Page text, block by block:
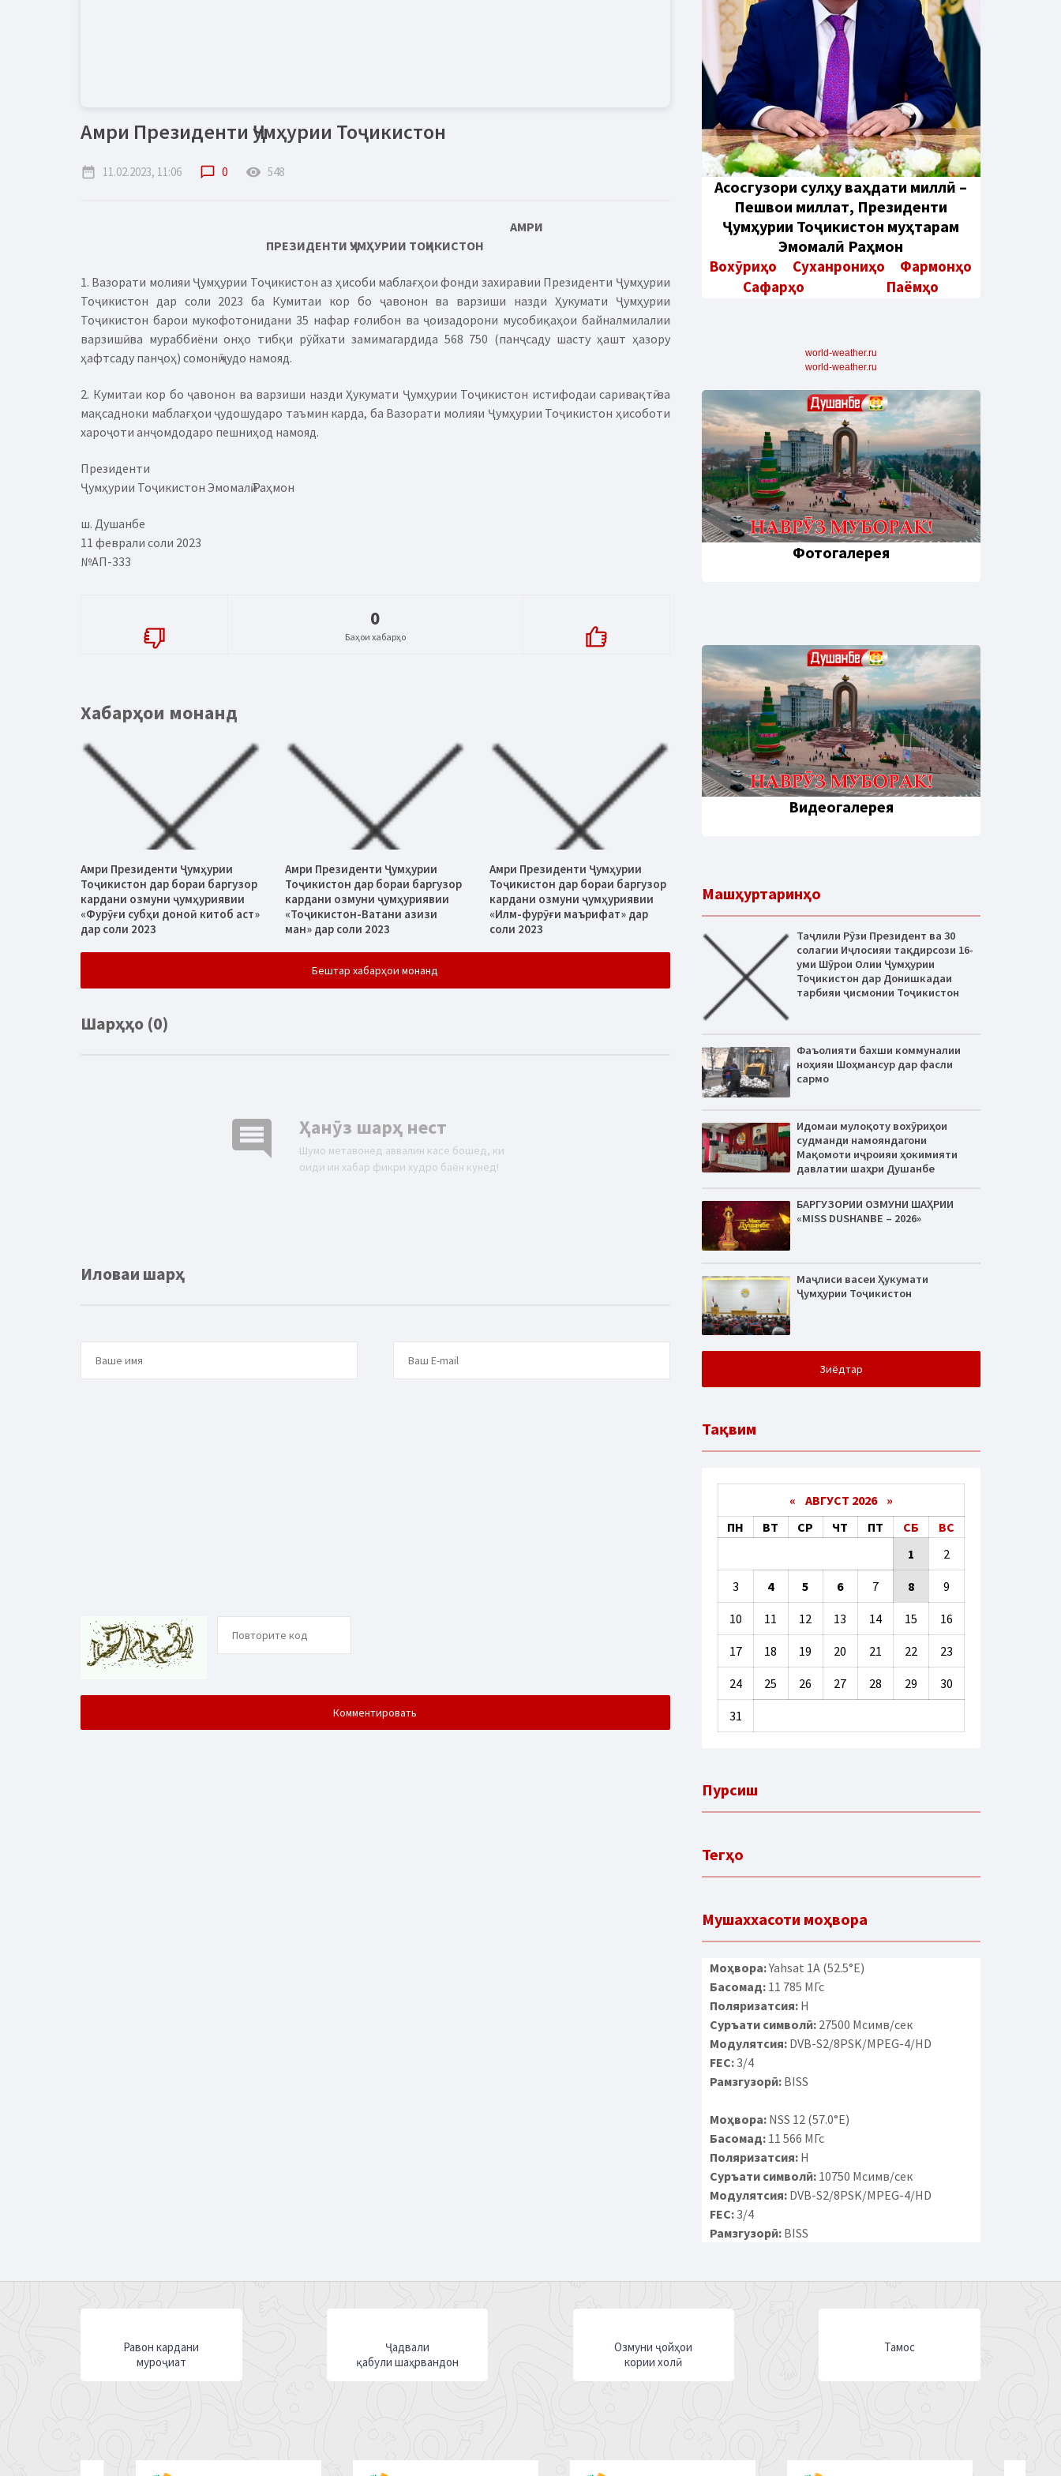
Амри Президенти Ҷумҳурии Тоҷикистон
date_range 11.02.2023, 11:06 chat_bubble_outline 0 remove_red_eye 548
АМРИ
ПРЕЗИДЕНТИ ҶУМҲУРИИ ТОҶИКИСТОН
1. Вазорати молияи Ҷумҳурии Тоҷикистон аз ҳисоби маблағҳои фонди захиравии Президенти Ҷумҳурии
Тоҷикистон дар соли 2023 ба Кумитаи кор бо ҷавонон ва варзиши назди Ҳукумати Ҷумҳурии
Тоҷикистон барои мукофотонидани 35 нафар ғолибон ва ҷоизадорони мусобиқаҳои байналмилалии
варзишӣ ва мураббиёни онҳо тибқи рӯйхати замимагардида 568 750 (панҷсаду шасту ҳашт ҳазору
ҳафтсаду панҷоҳ) сомонӣ ҷудо намояд.
2. Кумитаи кор бо ҷавонон ва варзиши назди Ҳукумати Ҷумҳурии Тоҷикистон истифодаи саривақтӣ ва
мақсадноки маблағҳои ҷудошударо таъмин карда, ба Вазорати молияи Ҷумҳурии Тоҷикистон ҳисоботи
хароҷоти анҷомдодаро пешниҳод намояд.
Президенти
Ҷумҳурии Тоҷикистон Эмомалӣ Раҳмон
ш. Душанбе
11 феврали соли 2023
№АП-333
0
Баҳои хабарҳо
Хабарҳои монанд
Амри Президенти Ҷумҳурии
Тоҷикистон дар бораи баргузор
кардани озмуни ҷумҳуриявии
«Фурӯғи субҳи доноӣ китоб аст»
дар соли 2023
Амри Президенти Ҷумҳурии
Тоҷикистон дар бораи баргузор
кардани озмуни ҷумҳуриявии
«Тоҷикистон-Ватани азизи
ман» дар соли 2023
Амри Президенти Ҷумҳурии
Тоҷикистон дар бораи баргузор
кардани озмуни ҷумҳуриявии
«Илм-фурӯғи маърифат» дар
соли 2023
Бештар хабарҳои монанд
Шарҳҳо (0)
comment Ҳанӯз шарҳ нест
Шумо метавонед аввалин касе бошед, ки
оиди ин хабар фикри худро баён кунед!
Иловаи шарҳ
Aсосгузори сулҳу ваҳдати миллӣ –
Пешвои миллат, Президенти
Ҷумҳурии Тоҷикистон муҳтарам
Эмомалӣ Раҳмон
Вохӯриҳо Суханрониҳо
Фармонҳо
Сафарҳо
Паёмҳо
world-weather.ru
world-weather.ru
Фотогалерея
Видеогалерея
Машҳуртаринҳо
Таҷлили Рӯзи Президент ва 30
солагии Иҷлосияи тақдирсози 16-
уми Шӯрои Олии Ҷумҳурии
Тоҷикистон дар Донишкадаи
тарбияи ҷисмонии Тоҷикистон
Фаъолияти бахши коммуналии
ноҳияи Шоҳмансур дар фасли
сармо
Идомаи мулоқоту вохӯриҳои
судманди намояндагони
Мақомоти иҷроияи ҳокимияти
давлатии шаҳри Душанбе
БАРГУЗОРИИ ОЗМУНИ ШАҲРИИ
«MISS DUSHANBE – 2026»
Маҷлиси васеи Ҳукумати
Ҷумҳурии Тоҷикистон
Зиёдтар
Тақвим
« АВГУСТ 2026 »
ПН
ВТ СР ЧТ ПТ СБ
ВС
1
2
3 4 5 6 7 8 9
10 11 12 13 14 15 16
17 18 19 20 21 22 23
24 25 26 27 28 29 30
31
Пурсиш
Тегҳо
Мушаххасоти моҳвора
Моҳвора:Yahsat 1A (52.5°E)
Басомад:11 785 МГс
Поляризатсия:H
Суръати символӣ:27500 Мсимв/сек
Модулятсия:DVB-S2/8PSK/MPEG-4/HD
FEC:3/4
Рамзгузорӣ:BISS
Моҳвора:NSS 12 (57.0°E)
Басомад:11 566 МГс
Поляризатсия:H
Суръати символӣ:10750 Мсимв/сек
Модулятсия:DVB-S2/8PSK/MPEG-4/HD
FEC:3/4
Рамзгузорӣ:BISS
Равон кардани
муроҷиат
Ҷадвали
қабули шаҳрвандон
Озмуни ҷойҳои
кории холӣ
Тамос